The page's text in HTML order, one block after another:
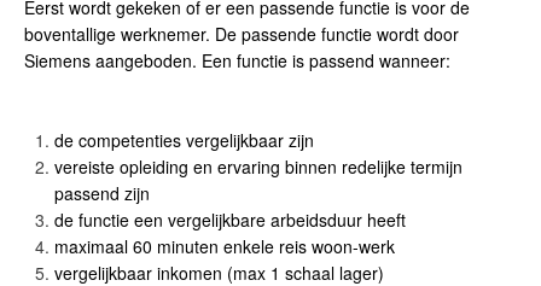
Eerst wordt gekeken of er een passende functie is voor de
boventallige werknemer. De passende functie wordt door
Siemens aangeboden. Een functie is passend wanneer:
de competenties vergelijkbaar zijn
vereiste opleiding en ervaring binnen redelijke termijn
passend zijn
de functie een vergelijkbare arbeidsduur heeft
maximaal 60 minuten enkele reis woon-werk
vergelijkbaar inkomen (max 1 schaal lager)